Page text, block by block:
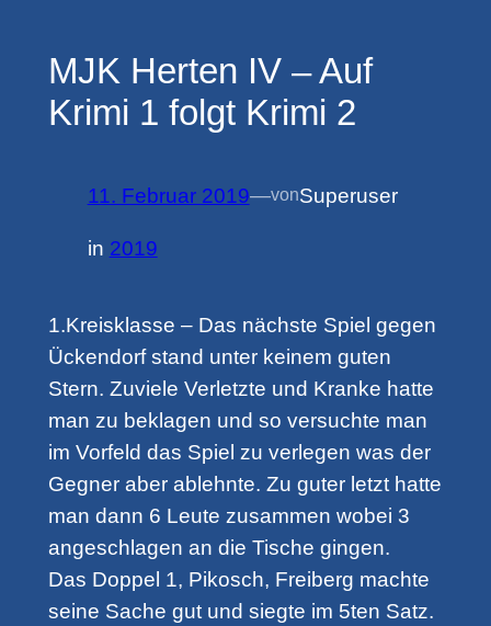
MJK Herten IV – Auf
Krimi 1 folgt Krimi 2
11. Februar 2019—vonSuperuser
in 2019
1.Kreisklasse – Das nächste Spiel gegen
Ückendorf stand unter keinem guten
Stern. Zuviele Verletzte und Kranke hatte
man zu beklagen und so versuchte man
im Vorfeld das Spiel zu verlegen was der
Gegner aber ablehnte. Zu guter letzt hatte
man dann 6 Leute zusammen wobei 3
angeschlagen an die Tische gingen.
Das Doppel 1, Pikosch, Freiberg machte
seine Sache gut und siegte im 5ten Satz.